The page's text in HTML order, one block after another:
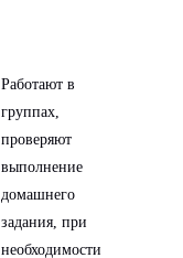
Работают в
группах,
проверяют
выполнение
домашнего
задания, при
необходимости